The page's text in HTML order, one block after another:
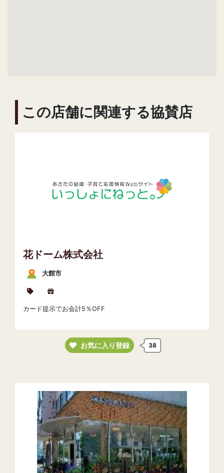
この店舗に関連する協賛店
花ドーム株式会社
大館市
カード提示でお会計5％OFF
お気に入り登録 38